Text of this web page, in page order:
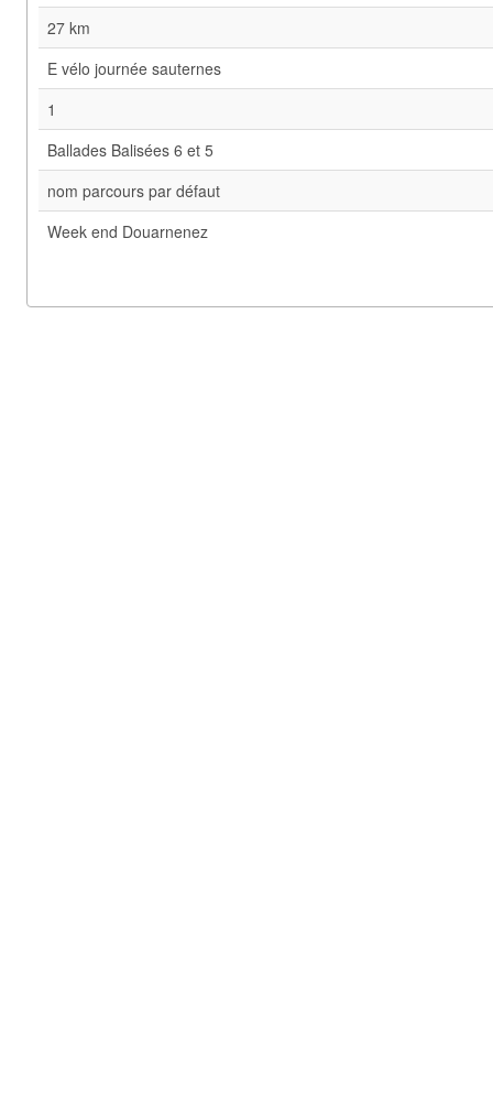
27 km
E vélo journée sauternes
1
Ballades Balisées 6 et 5
nom parcours par défaut
Week end Douarnenez